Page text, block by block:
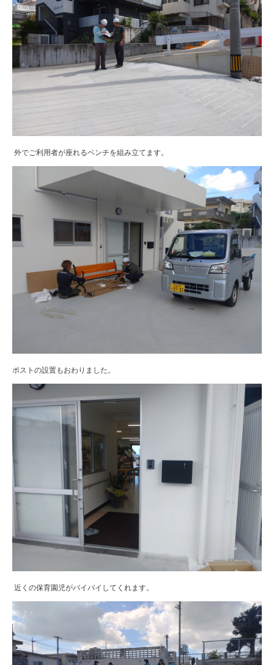
外でご利用者が座れるベンチを組み立てます。
ポストの設置もおわりました。
近くの保育園児がバイバイしてくれます。